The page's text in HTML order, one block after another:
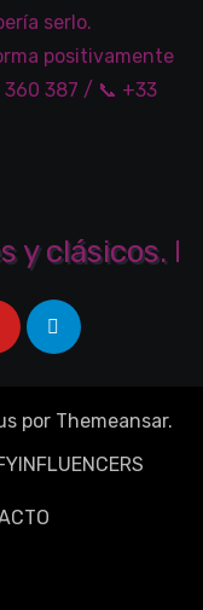
por Themeansar.
INFLUENCERS